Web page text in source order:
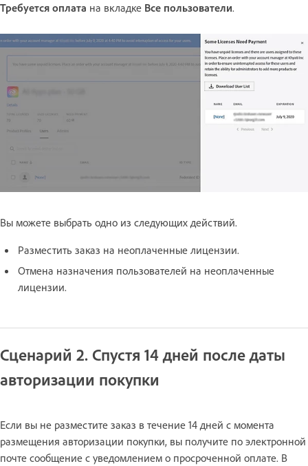
Требуется оплата на вкладке Все пользователи.
Вы можете выбрать одно из следующих действий.
Разместить заказ на неоплаченные лицензии.
Отмена назначения пользователей на неоплаченные
лицензии.
Сценарий 2. Спустя 14 дней после даты
авторизации покупки
Если вы не разместите заказ в течение 14 дней с момента
размещения авторизации покупки, вы получите по электронной
почте сообщение с уведомлением о просроченной оплате. В